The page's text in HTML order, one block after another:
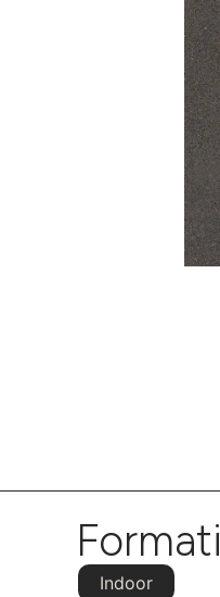
Formati
Indoor